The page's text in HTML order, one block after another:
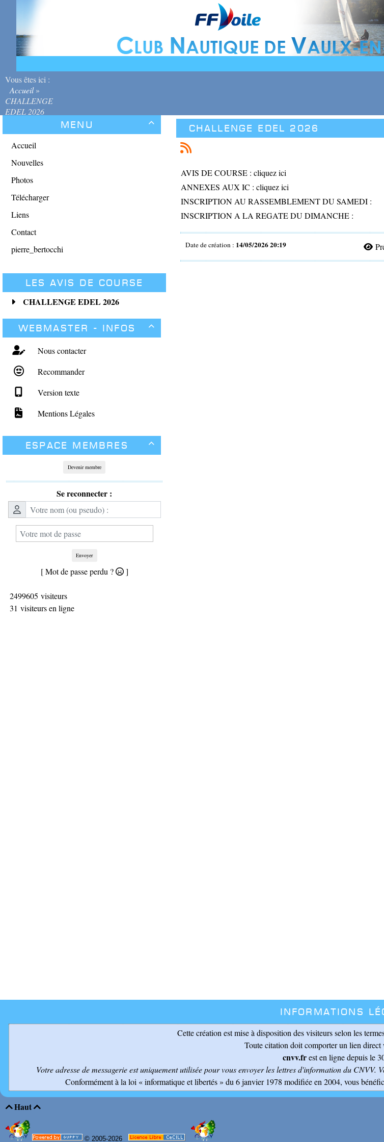
Vous êtes ici :
Accueil»
CHALLENGE
EDEL 2026

Menu
Accueil
Nouvelles
Photos
Télécharger
Liens
Contact
pierre_bertocchi
Les avis de course
CHALLENGE EDEL 2026

Webmaster - Infos
Nous contacter
Recommander
Version texte
Mentions Légales

Espace membres
Devenir membre
Se reconnecter :
Envoyer
[ Mot de passe perdu ? ]
2499605 visiteurs
31 visiteurs en ligne
CHALLENGE EDEL 2026
AVIS DE COURSE : cliquez ici
ANNEXES AUX IC : cliquez ici
INSCRIPTION AU RASSEMBLEMENT DU SAMEDI :
INSCRIPTION A LA REGATE DU DIMANCHE :
Date de création : 14/05/2026 20:19
Informations
Cette création est mise à disposition des visiteurs selon les
Toute citation doit comporter un lien direct
cnvv.frest en ligne depuis le
Votre adresse de messagerie est uniquement utilisée pour vous envoyer les lettres d'information du CNVV.
Conformément à la loi « informatique et libertés » du 6 janvier 1978 modifiée en 2004, vous
Haut 
© 2005-2026